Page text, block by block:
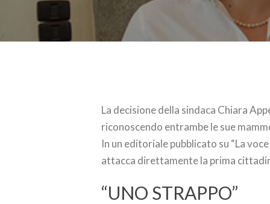
La decisione della sindaca Chiara
riconoscendo entrambe le sue
In un editoriale pubblicato su “La
attacca direttamente la prima
“UNO STRAPPO”